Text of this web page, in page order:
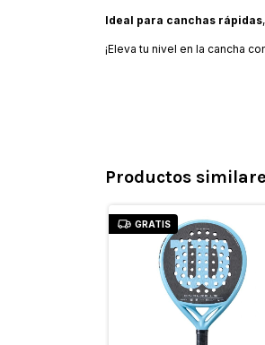
Ideal para canchas rápidas
¡Eleva tu nivel en la cancha
Productos
GRATIS